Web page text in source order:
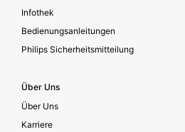
Infothek
Bedienungsanleitungen
Philips Sicherheitsmitteilung
Über Uns
Über Uns
Karriere